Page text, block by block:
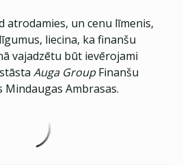
atrodamies, un cenu līmenis,
liecina, ka finanšu
vajadzētu būt ievērojami
Auga GroupFinanšu
Ambrasas.